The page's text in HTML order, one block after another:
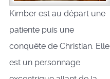
Kimber est au départ une
patiente puis une
conquête de Christian. Elle
est un personnage